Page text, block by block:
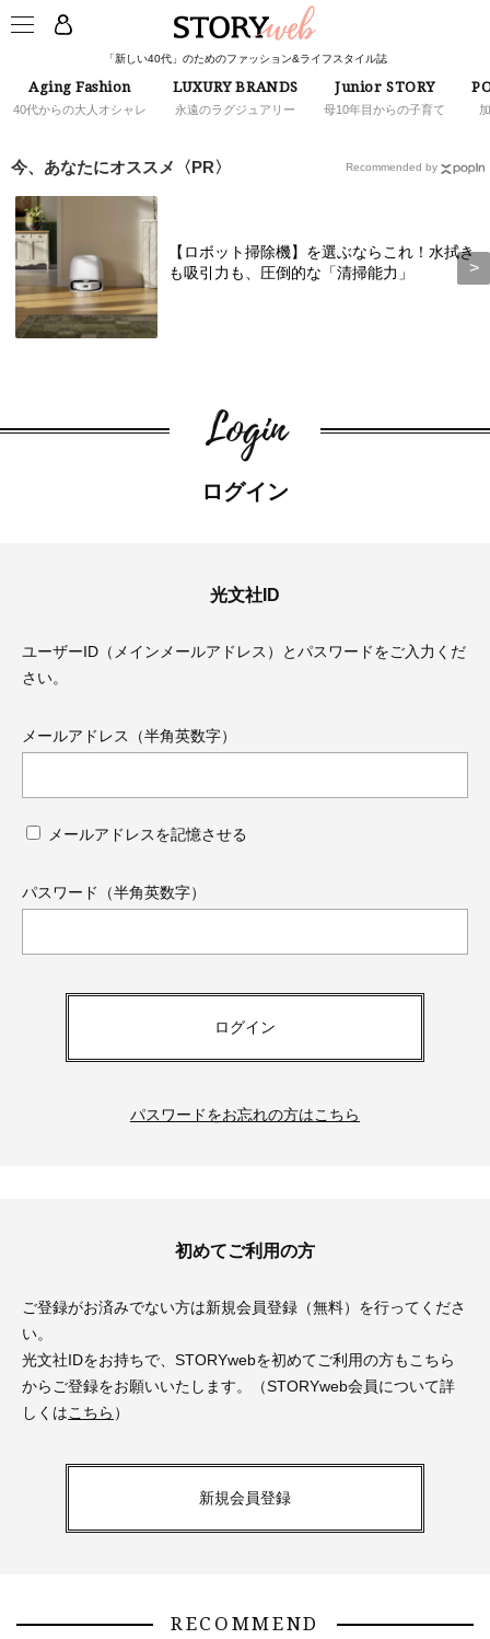
「新しい40代」のためのファッション&ライフスタイル誌
Aging Fashion
40代からの大人オシャレ
LUXURY BRANDS
永遠のラグジュアリー
Junior STORY
母10年目からの子育て
ス学」
今、あなたにオススメ〈PR〉
【ロボット掃除機】を選ぶならこれ！水拭き
も吸引力も、圧倒的な「清掃能力」
Recommended by
Login
ログイン
光文社ID
ユーザーID（メインメールアドレス）とパスワードをご入力くだ
さい。
メールアドレス（半角英数字）
メールアドレスを記憶させる
パスワード（半角英数字）
ログイン
パスワードをお忘れの方はこちら
初めてご利用の方
ご登録がお済みでない方は新規会員登録（無料）を行ってくださ
い。
光文社IDをお持ちで、STORYwebを初めてご利用の方もこちら
からご登録をお願いいたします。（STORYweb会員について詳
しくはこちら ）
新規会員登録
RECOMMEND